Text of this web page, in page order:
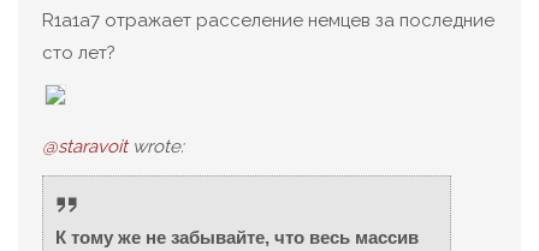
R1a1a7 отражает расселение немцев за последние
сто лет?
@staravoitwrote:
К тому же не забывайте, что весь массив